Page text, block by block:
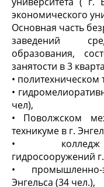
экономического
Основная часть
заведений
образования,
занятости в 3
• политехническом
•
чел),
• Поволжском
техникуме в г.
• колледж
гидросооружений
• промышленно-
Энгельса (34 чел.),